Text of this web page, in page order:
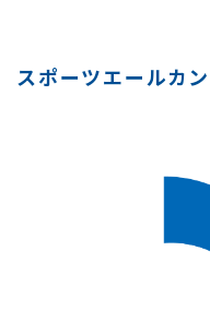
スポーツエールカ